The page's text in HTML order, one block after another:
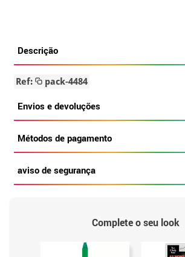
Descrição
Ref: pack-4484
Envios e devoluções
Métodos de pagamento
aviso de segurança
Complete o seu look